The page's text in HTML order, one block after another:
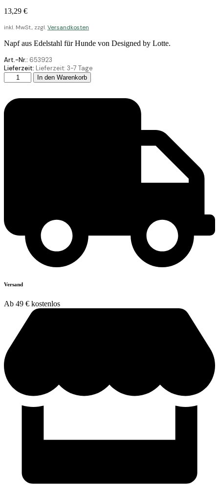
13,29 €
inkl. MwSt., zzgl.Versandkosten
Napf aus Edelstahl für Hunde von Designed by Lotte.
Art.-Nr.: 653923
Lieferzeit: Lieferzeit: 3-7 Tage
Designed
by
Edelstahl
Hund
In den Warenkorb
Versand
Ab 49 € kostenlos